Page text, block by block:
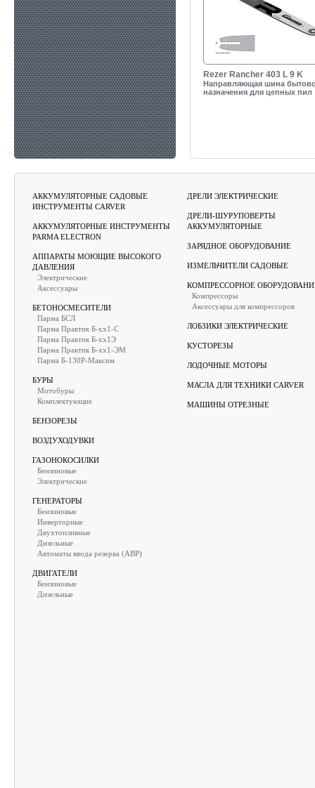
Rezer Rancher 403 L 9 K
Направляющая шина
назначения для цепных пил
АККУМУЛЯТОРНЫЕ САДОВЫЕ
ИНСТРУМЕНТЫ CARVER
АККУМУЛЯТОРНЫЕ ИНСТРУМЕНТЫ
PARMA ELECTRON
АППАРАТЫ МОЮЩИЕ ВЫСОКОГО
ДАВЛЕНИЯ
Электрические
Аксессуары
БЕТОНОСМЕСИТЕЛИ
Парма БСЛ
Парма Практик Б-хх1-С
Парма Практик Б-хх1Э
Парма Практик Б-хх1-ЭМ
Парма Б-130Р-Максим
БУРЫ
Мотобуры
Комплектующие
БЕНЗОРЕЗЫ
ВОЗДУХОДУВКИ
ГАЗОНОКОСИЛКИ
Бензиновые
Электрические
ГЕНЕРАТОРЫ
Бензиновые
Инверторные
Двухтопливные
Дизельные
Автоматы ввода резерва (АВР)
ДВИГАТЕЛИ
Бензиновые
Дизельные
ДРЕЛИ ЭЛЕКТРИЧЕСКИЕ
ДРЕЛИ-ШУРУПОВЕРТЫ
АККУМУЛЯТОРНЫЕ
ЗАРЯДНОЕ ОБОРУДОВАНИЕ
ИЗМЕЛЬЧИТЕЛИ САДОВЫЕ
КОМПРЕССОРНОЕ
Компрессоры
Аксессуары для компрессоров
ЛОБЗИКИ ЭЛЕКТРИЧЕСКИЕ
КУСТОРЕЗЫ
ЛОДОЧНЫЕ МОТОРЫ
МАСЛА ДЛЯ ТЕХНИКИ CARVER
МАШИНЫ ОТРЕЗНЫЕ